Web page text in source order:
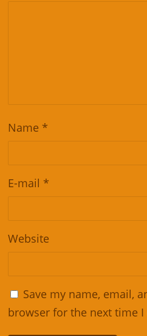
Name *
E-mail *
Website
Save my name, email,
browser for the next time